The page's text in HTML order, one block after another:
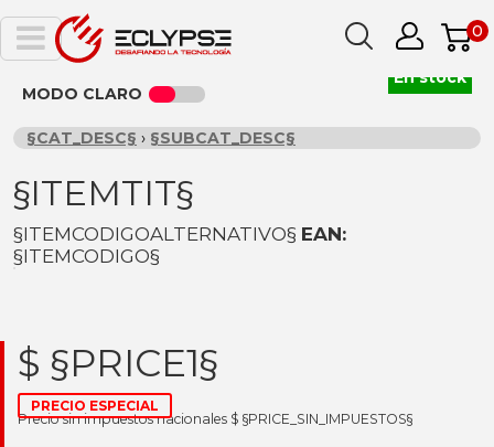
0
MODO CLARO
§CAT_DESC§ › §SUBCAT_DESC§
§ITEMTIT§
§ITEMCODIGOALTERNATIVO§ EAN:
§ITEMCODIGO§
$ §PRICE1§
PRECIO ESPECIAL
Precio sin impuestos nacionales $ §PRICE_SIN_IMPUESTOS§
En stock